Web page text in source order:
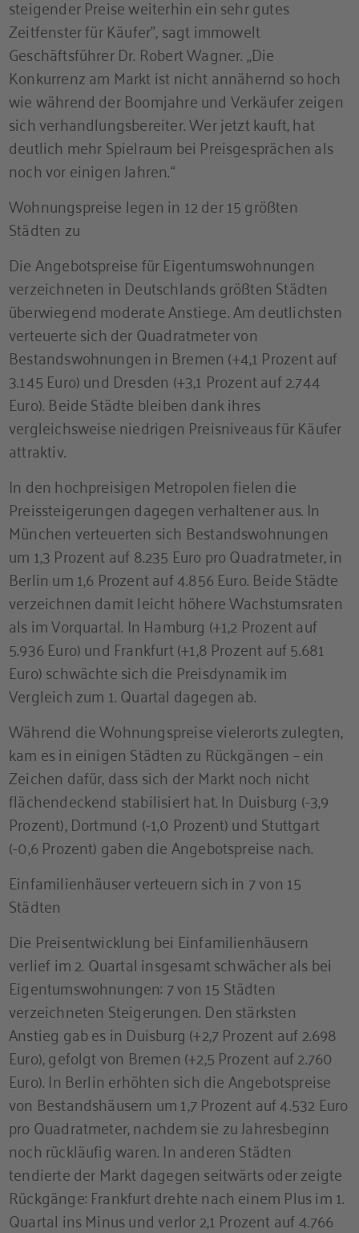
steigender Preise weiterhin ein sehr gutes
Zeitfenster für Käufer”, sagt immowelt
Geschäftsführer Dr. Robert Wagner. „Die
Konkurrenz am Markt ist nicht annähernd so hoch
wie während der Boomjahre und Verkäufer zeigen
sich verhandlungsbereiter. Wer jetzt kauft, hat
deutlich mehr Spielraum bei Preisgesprächen als
noch vor einigen Jahren.“
Wohnungspreise legen in 12 der 15 größten
Städten zu
Die Angebotspreise für Eigentumswohnungen
verzeichneten in Deutschlands größten Städten
überwiegend moderate Anstiege. Am deutlichsten
verteuerte sich der Quadratmeter von
Bestandswohnungen in Bremen (+4,1 Prozent auf
3.145 Euro) und Dresden (+3,1 Prozent auf 2.744
Euro). Beide Städte bleiben dank ihres
vergleichsweise niedrigen Preisniveaus für Käufer
attraktiv.
In den hochpreisigen Metropolen fielen die
Preissteigerungen dagegen verhaltener aus. In
München verteuerten sich Bestandswohnungen
um 1,3 Prozent auf 8.235 Euro pro Quadratmeter, in
Berlin um 1,6 Prozent auf 4.856 Euro. Beide Städte
verzeichnen damit leicht höhere Wachstumsraten
als im Vorquartal. In Hamburg (+1,2 Prozent auf
5.936 Euro) und Frankfurt (+1,8 Prozent auf 5.681
Euro) schwächte sich die Preisdynamik im
Vergleich zum 1. Quartal dagegen ab.
Während die Wohnungspreise vielerorts zulegten,
kam es in einigen Städten zu Rückgängen – ein
Zeichen dafür, dass sich der Markt noch nicht
flächendeckend stabilisiert hat. In Duisburg (-3,9
Prozent), Dortmund (-1,0 Prozent) und Stuttgart
(-0,6 Prozent) gaben die Angebotspreise nach.
Einfamilienhäuser verteuern sich in 7 von 15
Städten
Die Preisentwicklung bei Einfamilienhäusern
verlief im 2. Quartal insgesamt schwächer als bei
Eigentumswohnungen: 7 von 15 Städten
verzeichneten Steigerungen. Den stärksten
Anstieg gab es in Duisburg (+2,7 Prozent auf 2.698
Euro), gefolgt von Bremen (+2,5 Prozent auf 2.760
Euro). In Berlin erhöhten sich die Angebotspreise
von Bestandshäusern um 1,7 Prozent auf 4.532 Euro
pro Quadratmeter, nachdem sie zu Jahresbeginn
noch rückläufig waren. In anderen Städten
tendierte der Markt dagegen seitwärts oder zeigte
Rückgänge: Frankfurt drehte nach einem Plus im 1.
Quartal ins Minus und verlor 2,1 Prozent auf 4.766